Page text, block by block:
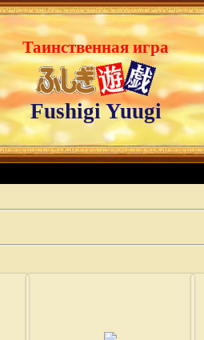
Таинственная игра
Fushigi Yuugi